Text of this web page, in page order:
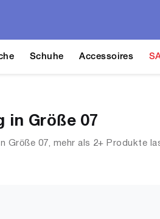
Schuhe Accessoires
in Größe 07
Größe 07, mehr als 2+ Produkte
Streetwear, Jacken, Mäntel &